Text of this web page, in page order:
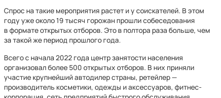
Спрос на такие мероприятия растет и у соискателей. В этом
году уже около 19 тысяч горожан прошли собеседования
в формате открытых отборов. Это в полтора раза больше, чем
за такой же период прошлого года.
Всего с начала 2022 года центр занятости населения
организовал более 500 открытых отборов. В них приняли
участие крупнейший автодилер страны, ретейлер —
производитель косметики, одежды и аксессуаров, фитнес-